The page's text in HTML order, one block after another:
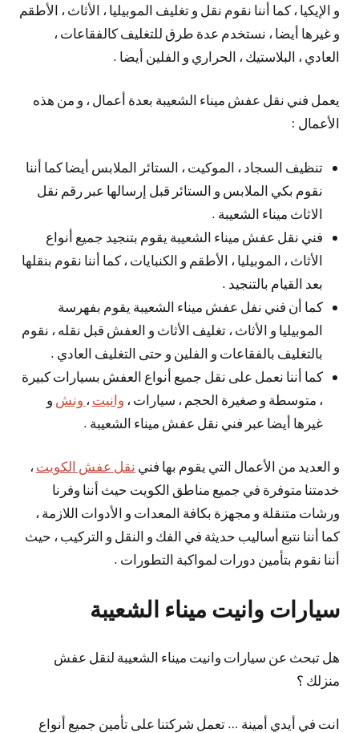
و الإيكيا ، كما أننا نقوم نقل و تغليف الموبيليا ، الأثاث ، الأطقم
و غيرها أيضا ، نستخدم عدة طرق للتغليف كالفقاعات ،
العادي ، البلاستيك ، الحراري و الفلين أيضا .
يعمل فني نقل عفش ميناء الشعيبة بعدة أعمال ، و من هذه
الأعمال :
تنظيف السجاد ، الموكيت ، الستائر الملابس أيضا كما أننا
نقوم بكي الملابس و الستائر قبل إرسالها عبر رقم نقل
الاثاث ميناء الشعيبة .
فني نقل عفش ميناء الشعيبة يقوم بتنجيد جميع أنواع
الأثاث ، الموبيليا ، الأطقم و الكنبايات ، كما أننا نقوم بنقلها
بعد القيام بالتنجيد .
كما أن فني نفل عفش ميناء الشعيبة يقوم بفهرسة
الموبيليا و الأثاث ، تغليف الأثاث و العفش قبل نقله ، نقوم
بالتغليف بالفقاعات و الفلين و حتى التغليف العادي .
كما أننا نعمل على نقل جميع أنواع العفش بسيارات كبيرة
، متوسطة و صغيرة الحجم ، سيارات ، وانيت ، ونش و
غيرها أيضا عبر فني نقل عفش ميناء الشعيبة .
و العديد من الأعمال التي يقوم بها فني نقل عفش الكويت ،
خدمتنا متوفرة في جميع مناطق الكويت حيث أننا وفرنا
ورشات متنقلة و مجهزة بكافة المعدات و الأدوات اللازمة ،
كما أننا نتبع أساليب حديثة في الفك و النقل و التركيب ، حيث
أننا نقوم بتأمين دورات لمواكبة التطورات .
سيارات وانيت ميناء الشعيبة
هل تبحث عن سيارات وانيت ميناء الشعيبة لنقل عفش
منزلك ؟
انت في أيدي أمينة … تعمل شركتنا على تأمين جميع أنواع